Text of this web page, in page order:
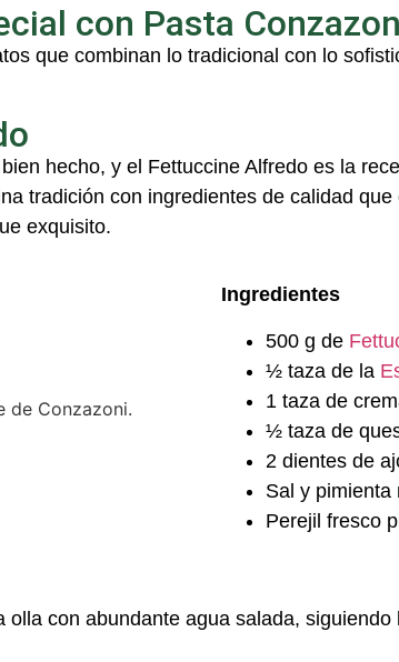
con Pasta
que combinan lo tradicional con lo
bien hecho, y el Fettuccine Alfredo es la
tradición con ingredientes de calidad
exquisito.
Ingredientes
500 g de
½ taza de la
1 taza de
½ taza de
2 dientes de
Sal y pimienta
Perejil fresco
olla con abundante agua salada,